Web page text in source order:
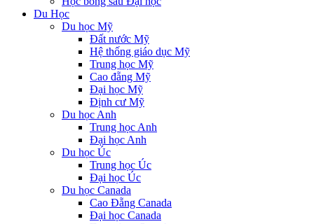
Du Học
Du học Mỹ
Đất nước Mỹ
Hệ thống giáo dục Mỹ
Trung học Mỹ
Cao đẵng Mỹ
Đại học Mỹ
Định cư Mỹ
Du học Anh
Trung học Anh
Đại học Anh
Du học Úc
Trung học Úc
Đại học Úc
Du học Canada
Cao Đẵng Canada
Đại học Canada